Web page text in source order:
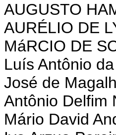
AUGUSTO
AURÉLIO DE
MáRCIO DE
Luís Antônio
José de
Antônio Delfim
Mário David